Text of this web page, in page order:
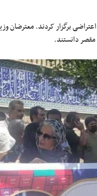
برگزار کردند. معترضان
مقصر دانستند.